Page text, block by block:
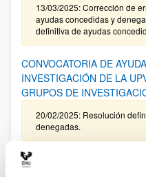
13/03/2025: Corrección de
ayudas concedidas y
definitiva de ayudas
CONVOCATORIA DE
INVESTIGACIÓN DE LA
GRUPOS DE
20/02/2025: Resolución
denegadas.
Programa ELKARTEK 2025: